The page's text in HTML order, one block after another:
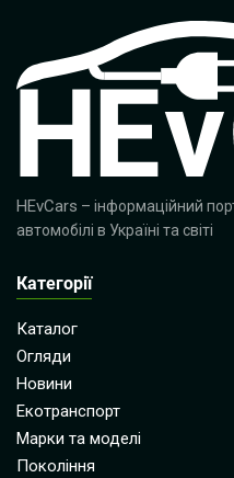
HEvCars – інформаційний
автомобілі в Україні та світі
Категорії
Каталог
Огляди
Новини
Екотранспорт
Марки та моделі
Покоління